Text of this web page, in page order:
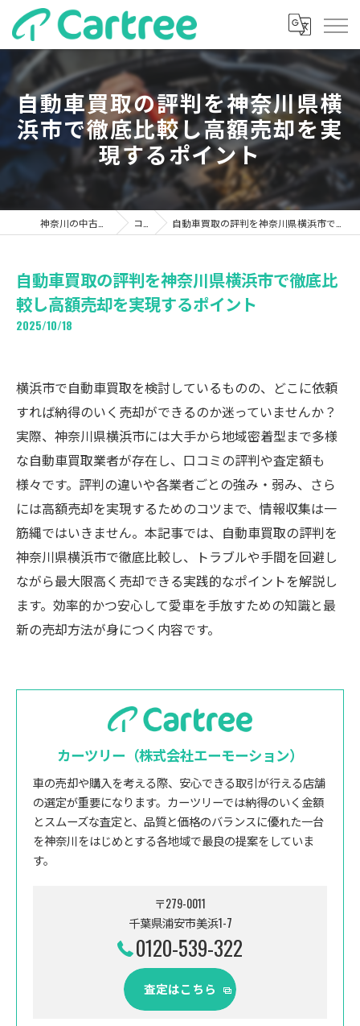
自動車買取の評判を神奈川県横
浜市で徹底比較し高額売却を実
現するポイント
コラム 自動車買取の評判を神奈川県横浜市で徹底比較し高額売却を実現するポイント
自動車買取の評判を神奈川県横浜市で徹底比
較し高額売却を実現するポイント
2025/10/18
横浜市で自動車買取を検討しているものの、どこに依頼
すれば納得のいく売却ができるのか迷っていませんか？
実際、神奈川県横浜市には大手から地域密着型まで多様
な自動車買取業者が存在し、口コミの評判や査定額も
様々です。評判の違いや各業者ごとの強み・弱み、さら
には高額売却を実現するためのコツまで、情報収集は一
筋縄ではいきません。本記事では、自動車買取の評判を
神奈川県横浜市で徹底比較し、トラブルや手間を回避し
ながら最大限高く売却できる実践的なポイントを解説し
ます。効率的かつ安心して愛車を手放すための知識と最
新の売却方法が身につく内容です。
カーツリー（株式会社エーモーション）
車の売却や購入を考える際、安心できる取引が行える店舗
の選定が重要になります。カーツリーでは納得のいく金額
とスムーズな査定と、品質と価格のバランスに優れた一台
を神奈川をはじめとする各地域で最良の提案をしていま
す。
〒279-0011
千葉県浦安市美浜1-7
0120-539-322
査定はこちら